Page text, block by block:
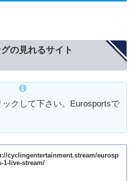
の見れるサイト
クして下さい。Eurosportsで
cyclingentertainment.stream/eurosp
1-live-stream/